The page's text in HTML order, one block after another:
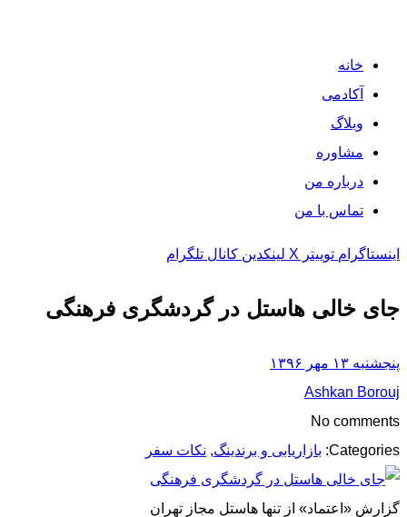
خانه
آکادمی
وبلاگ
مشاوره
درباره من
تماس با من
اینستاگرام توییتر X لینکدین کانال تلگرام
جای خالی هاستل در گردشگری فرهنگی
پنجشنبه ۱۳ مهر ۱۳۹۶
Ashkan Borouj
No comments
Categories: بازاریابی و برندینگ, نکات سفر
گزارش «اعتماد» از تنها هاستل مجاز تهران